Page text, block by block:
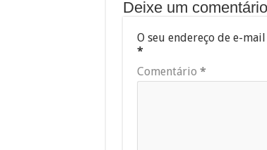
Deixe um comentário
O seu endereço de e-
*
Comentário *